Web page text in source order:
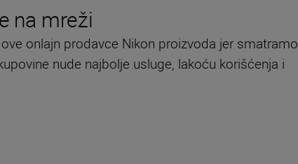
na mreži
onlajn prodavce Nikon proizvoda jer smatramo
nude najbolje usluge, lakoću korišćenja i